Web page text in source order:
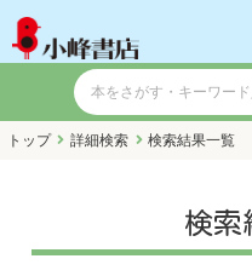
トップ 詳細検索 検索結果一覧
検索